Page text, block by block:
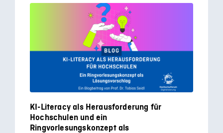
KI-Literacy als Herausforderung für
Hochschulen und ein
Ringvorlesungskonzept als